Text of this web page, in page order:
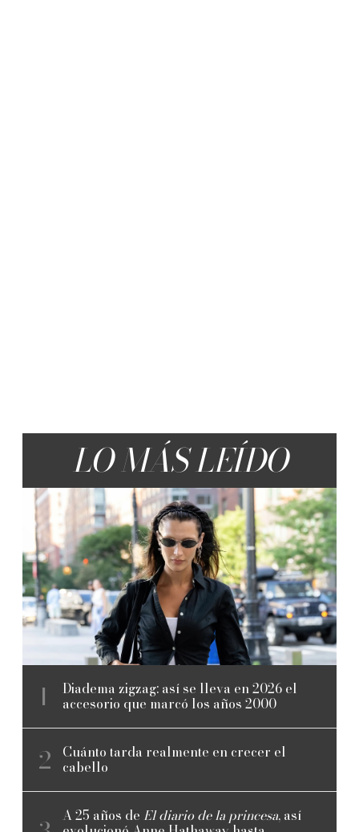
LO MÁS LEÍDO
Diadema zigzag: así se lleva en 2026 el
accesorio que marcó los años 2000
Cuánto tarda realmente en crecer el
cabello
A 25 años de El diario de la princesa, así